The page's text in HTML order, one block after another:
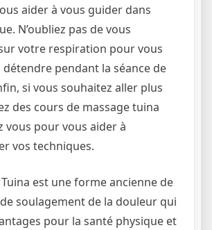
aider à vous guider dans
N’oubliez pas de vous
votre respiration pour vous
détendre pendant la séance de
si vous souhaitez aller plus
des cours de massage tuina
vous pour vous aider à
vos techniques.
est une forme ancienne de
soulagement de la douleur qui
pour la santé physique et